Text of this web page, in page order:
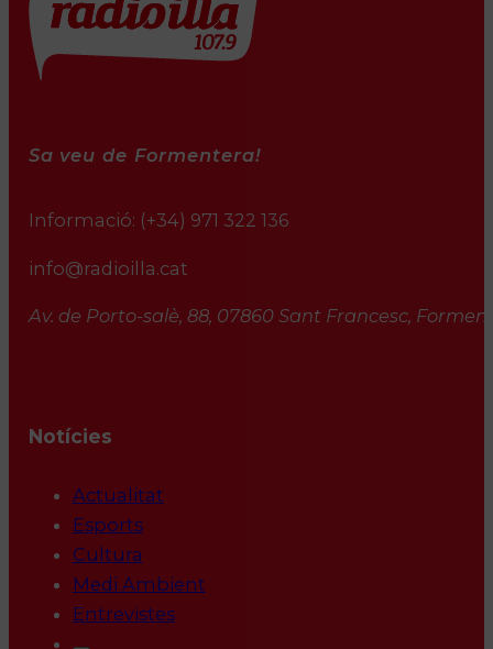
Sa veu de Formentera!
Informació: (+34) 971 322 136
info@radioilla.cat
Av. de Porto-salè, 88, 07860 Sant Francesc,
Notícies
Actualitat
Esports
Cultura
Medi Ambient
Entrevistes